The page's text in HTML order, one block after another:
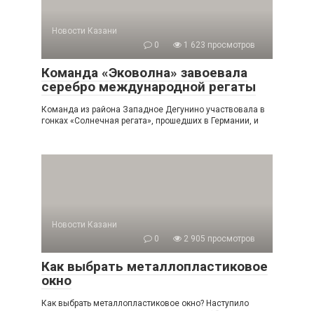
Новости Казани
0
1 623 просмотров
Команда «Эковолна» завоевала
серебро международной регаты
Команда из района Западное Дегунино участвовала в
гонках «Солнечная регата», прошедших в Германии, и
Новости Казани
0
2 905 просмотров
Как выбрать металлопластиковое
окно
Как выбрать металлопластиковое окно? Наступило